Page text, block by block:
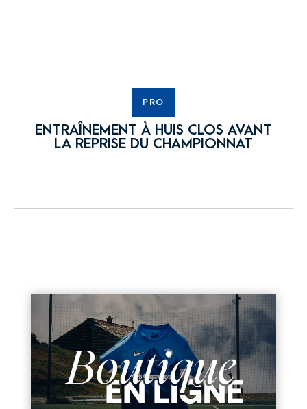
PRO
ENTRAÎNEMENT À HUIS CLOS AVANT
LA REPRISE DU CHAMPIONNAT